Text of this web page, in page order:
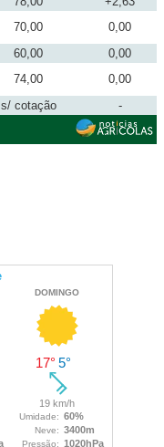
70,00
0,00
60,00
0,00
74,00
0,00
s/ cotação
-